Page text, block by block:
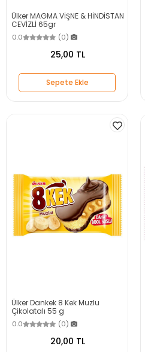
Ülker MAGMA VİŞNE & HİNDİSTAN
CEVİZLİ 65gr
0.0 (0)
25,00 TL
Sepete Ekle
Ülker Dankek 8 Kek Muzlu
Çikolatalı 55 g
0.0 (0)
20,00 TL